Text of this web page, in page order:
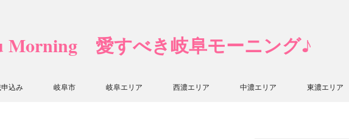
Morning 愛すべき岐阜モーニング♪
込み 岐阜市 岐阜エリア 西濃エリア 中濃エリア 東濃エリア